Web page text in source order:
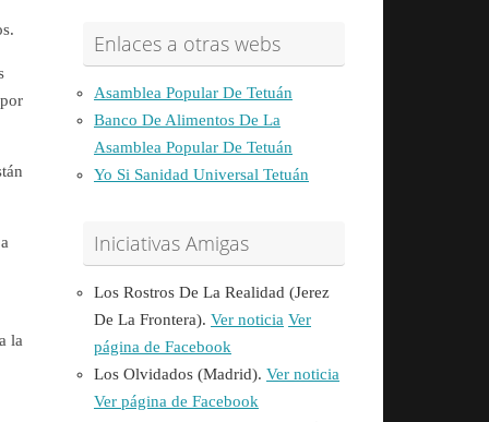
la
Enlaces a otras webs
Asamblea Popular De Tetuán
Banco De Alimentos De La
Asamblea Popular De Tetuán
Yo Si Sanidad Universal Tetuán
Iniciativas Amigas
Los Rostros De La Realidad (Jerez
De La Frontera). Ver noticia Ver
página de Facebook
Los Olvidados (Madrid). Ver noticia
Ver página de Facebook